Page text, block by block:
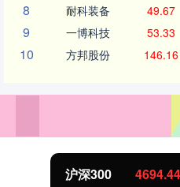
8 耐科装备 49.67
9 一博科技 53.33
10 方邦股份 146.16
北证50